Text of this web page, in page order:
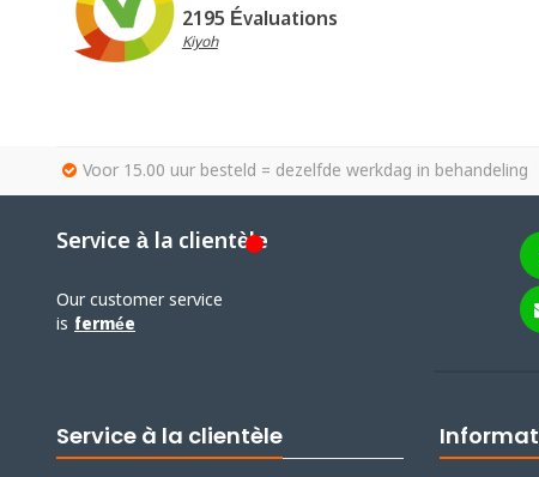
2195 Évaluations
Kiyoh
Voor 15.00 uur besteld = dezelfde werkdag in behandeling
Service à la clientèle
Our customer service
is fermée
Service à la clientèle